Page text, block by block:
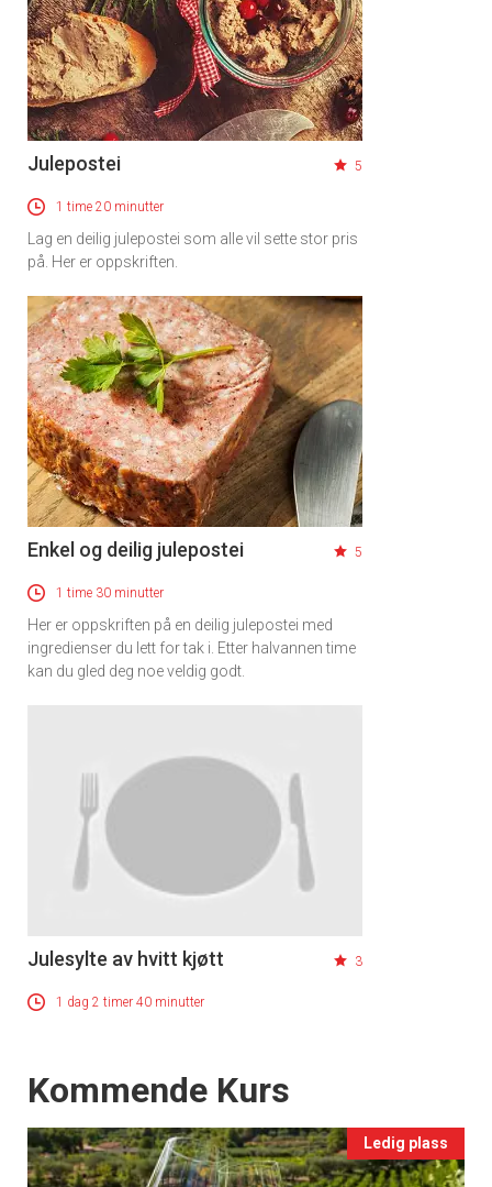
Julepostei 5
1 time 20 minutter
Lag en deilig julepostei som alle vil sette stor pris
på. Her er oppskriften.
Enkel og deilig julepostei 5
1 time 30 minutter
Her er oppskriften på en deilig julepostei med
ingredienser du lett for tak i. Etter halvannen time
kan du gled deg noe veldig godt.
Julesylte av hvitt kjøtt 3
1 dag 2 timer 40 minutter
Events
Kommende Kurs
Ledig plass